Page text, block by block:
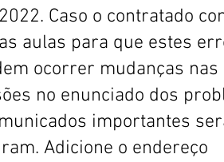
Caso o contratado
aulas para que estes
ocorrer mudanças nas
no enunciado dos
importantes
Adicione o endereço